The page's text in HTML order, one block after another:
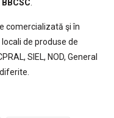
comercializată şi în
de produse de
SIEL, NOD, General